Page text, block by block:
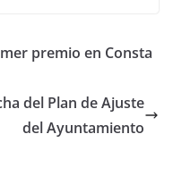
premio en Consta
del Plan de Ajuste
del Ayuntamiento